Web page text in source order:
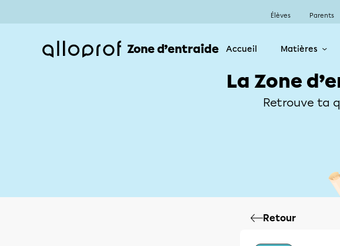
Élèves Parents
Zone d’entraide Accueil Matières
La Zone
Retrouve ta
Retour